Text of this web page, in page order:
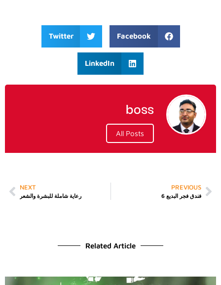
Facebook
Twitter
LinkedIn
boss
All Posts
PREVIOUS
فندق فجر البديع 6
NEXT
رعاية شاملة للبشرة والشعر
Related Article